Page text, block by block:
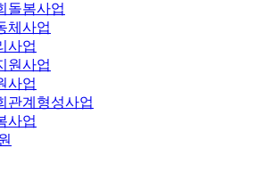
돌봄사업
체사업
사업
원사업
사업
관계형성사업
사업